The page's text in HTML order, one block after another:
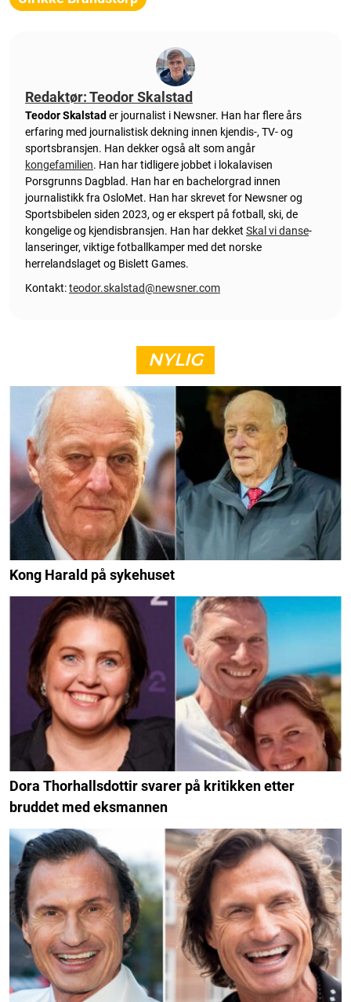
Redaktør: Teodor Skalstad
Teodor Skalstader journalist i Newsner. Han har flere års
erfaring med journalistisk dekning innen kjendis-, TV- og
sportsbransjen. Han dekker også alt som angår
kongefamilien. Han har tidligere jobbet i lokalavisen
Porsgrunns Dagblad. Han har en bachelorgrad innen
journalistikk fra OsloMet. Han har skrevet for Newsner og
Sportsbibelen siden 2023, og er ekspert på fotball, ski, de
kongelige og kjendisbransjen. Han har dekket Skal vi danse-
lanseringer, viktige fotballkamper med det norske
herrelandslaget og Bislett Games.
Kontakt:teodor.skalstad@newsner.com
NYLIG
Kong Harald på sykehuset
Dora Thorhallsdottir svarer på kritikken etter
bruddet med eksmannen